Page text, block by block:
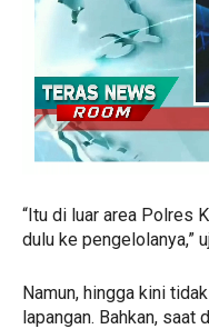
“Itu di luar area Polres
dulu ke pengelolanya,”
Namun, hingga kini
lapangan. Bahkan,